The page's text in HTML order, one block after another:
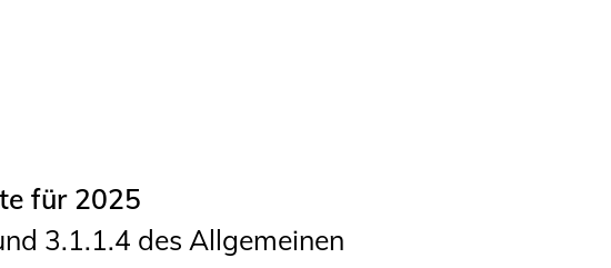
für 2025
3.1.1.4 des Allgemeinen